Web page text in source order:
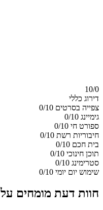
10/0
דירוג כללי
צפייה בסרטים 0/10
גימיינג 0/10
ספורט חי 0/10
חיבוריות רשת 0/10
בית חכם 0/10
תוכן חינוכי 0/10
סטרימינג 0/10
שימוש יום יומי 0/10
חוות דעת מומחים על Toshiba 43V35KE